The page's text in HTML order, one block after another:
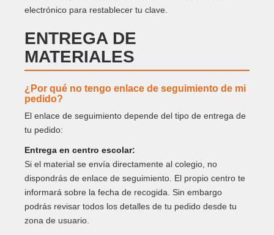
electrónico para restablecer tu clave.
ENTREGA DE
MATERIALES
¿Por qué no tengo enlace de seguimiento de mi
pedido?
El enlace de seguimiento depende del tipo de entrega de
tu pedido:
Entrega en centro escolar:
Si el material se envía directamente al colegio, no
dispondrás de enlace de seguimiento. El propio centro te
informará sobre la fecha de recogida. Sin embargo
podrás revisar todos los detalles de tu pedido desde tu
zona de usuario.